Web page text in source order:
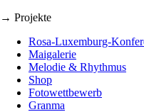
→ Projekte
Rosa-Luxemburg-
Maigalerie
Melodie & Rhythmus
Shop
Fotowettbewerb
Granma